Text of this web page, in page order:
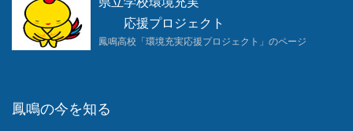
応援プロジェクト
鳳鳴高校「環境充実応援プロジェクト」のページ
鳳鳴の今を知る